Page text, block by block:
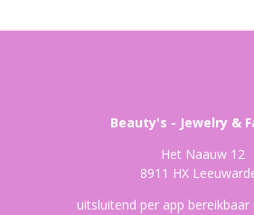
Beauty's - Jewelry &
Het Naauw 12
8911 HX
uitsluitend per app bereikbaar